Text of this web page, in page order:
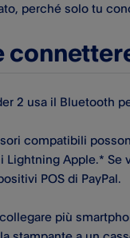
perché solo tu
2 usa il Bluetooth
compatibili
Lightning Apple.* Se
POS di PayPal​.
più